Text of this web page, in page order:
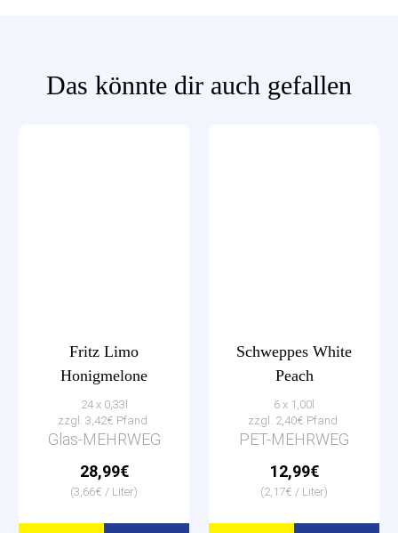
Das könnte dir auch gefallen
Fritz Limo
Honigmelone
24 x 0,33l
zzgl. 3,42€ Pfand
Glas-MEHRWEG
28,99€
(3,66€ / Liter)
Schweppes White
Peach
6 x 1,00l
zzgl. 2,40€ Pfand
PET-MEHRWEG
12,99€
(2,17€ / Liter)